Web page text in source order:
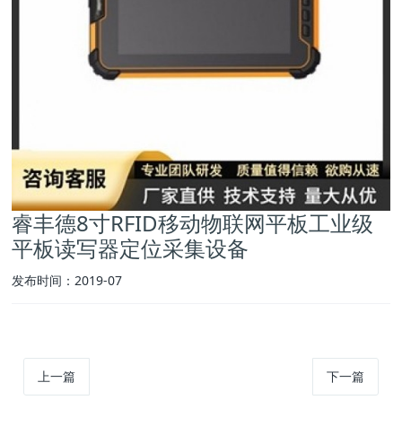
睿丰德8寸RFID移动物联网平板工业级
平板读写器定位采集设备
发布时间：2019-07
上一篇 下一篇